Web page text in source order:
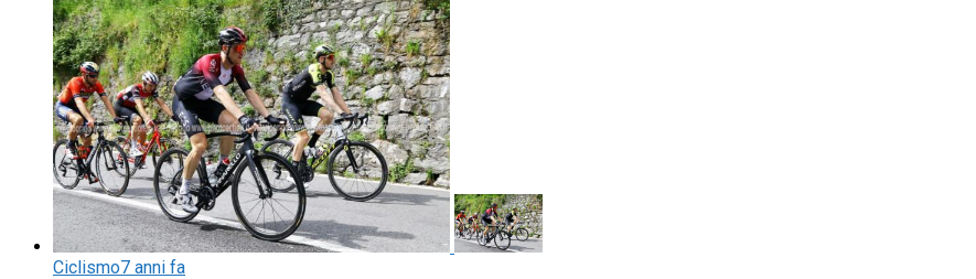
Ciclismo7 anni fa